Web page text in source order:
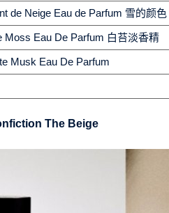
de Neige Eau de Parfum 雪的颜色
Moss Eau De Parfum 白苔淡香精
Musk Eau De Parfum
The Beige